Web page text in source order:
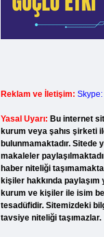
Reklam ve İletişim:
Yasal Uyarı: Bu internet
kurum veya şahıs şirketi
bulunmamaktadır. Sitede
makaleler
haber niteliği
kişiler hakkında paylaşım
kurum ve kişiler ile isim
tesadüfidir. Sitemizdeki
tavsiye niteliği taşımazlar.